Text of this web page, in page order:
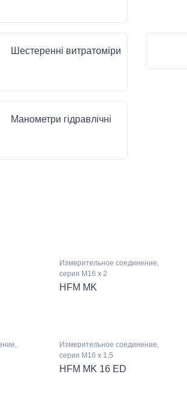
Шестеренні витратоміри
Манометри гідравлічні
Измерительное соединение,
серия M16 x 2
HFM MK
Измерительное соединение,
серия M16 x 1,5
HFM MK 16 ED